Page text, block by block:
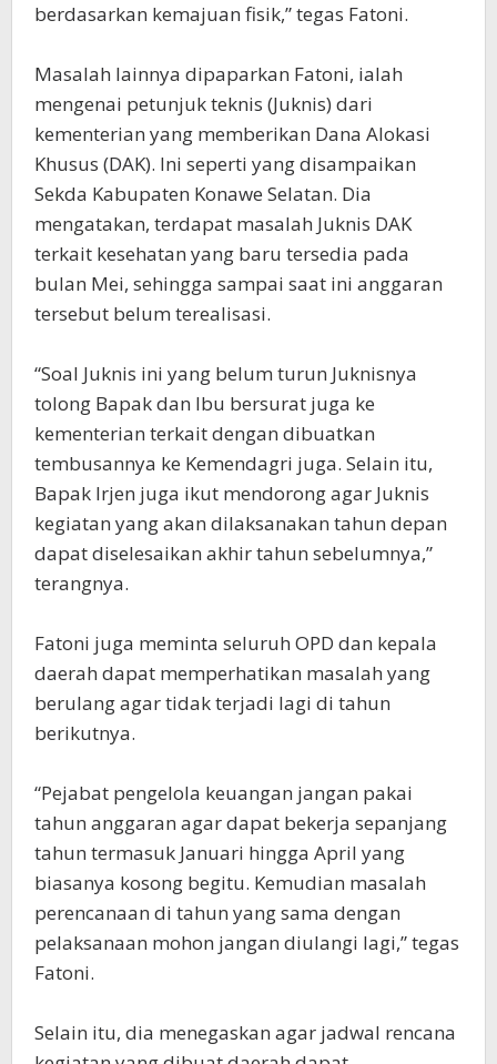
berdasarkan kemajuan fisik,” tegas Fatoni.
Masalah lainnya dipaparkan Fatoni, ialah
mengenai petunjuk teknis (Juknis) dari
kementerian yang memberikan Dana Alokasi
Khusus (DAK). Ini seperti yang disampaikan
Sekda Kabupaten Konawe Selatan. Dia
mengatakan, terdapat masalah Juknis DAK
terkait kesehatan yang baru tersedia pada
bulan Mei, sehingga sampai saat ini anggaran
tersebut belum terealisasi.
“Soal Juknis ini yang belum turun Juknisnya
tolong Bapak dan Ibu bersurat juga ke
kementerian terkait dengan dibuatkan
tembusannya ke Kemendagri juga. Selain itu,
Bapak Irjen juga ikut mendorong agar Juknis
kegiatan yang akan dilaksanakan tahun depan
dapat diselesaikan akhir tahun sebelumnya,”
terangnya.
Fatoni juga meminta seluruh OPD dan kepala
daerah dapat memperhatikan masalah yang
berulang agar tidak terjadi lagi di tahun
berikutnya.
“Pejabat pengelola keuangan jangan pakai
tahun anggaran agar dapat bekerja sepanjang
tahun termasuk Januari hingga April yang
biasanya kosong begitu. Kemudian masalah
perencanaan di tahun yang sama dengan
pelaksanaan mohon jangan diulangi lagi,” tegas
Fatoni.
Selain itu, dia menegaskan agar jadwal rencana